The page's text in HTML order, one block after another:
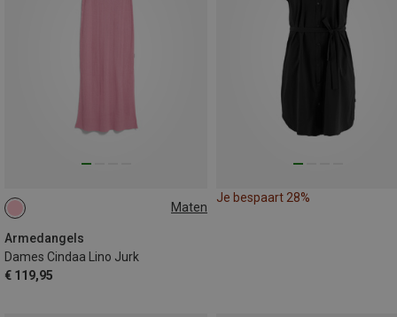
Maten
Armedangels
Dames Cindaa Lino Jurk
€ 119,95
L
Je bespaart 28%